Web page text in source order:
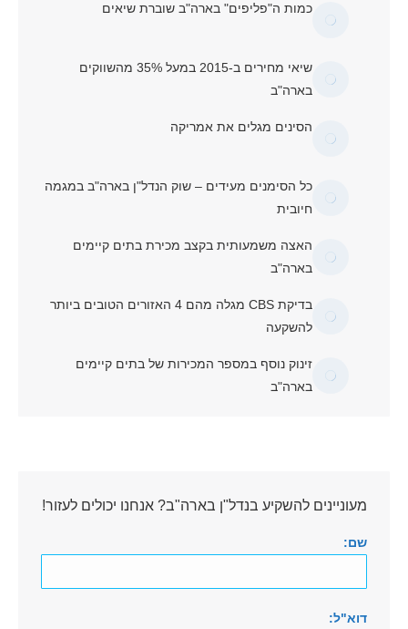
כמות ה"פליפים" בארה"ב שוברת שיאים
שיאי מחירים ב-2015 במעל 35% מהשווקים
בארה"ב
הסינים מגלים את אמריקה
כל הסימנים מעידים – שוק הנדל"ן בארה"ב במגמה
חיובית
האצה משמעותית בקצב מכירת בתים קיימים
בארה"ב
בדיקת CBS מגלה מהם 4 האזורים הטובים ביותר
להשקעה
זינוק נוסף במספר המכירות של בתים קיימים
בארה"ב
מעוניינים להשקיע בנדל"ן בארה"ב? אנחנו יכולים לעזור!
שם:
דוא"ל: